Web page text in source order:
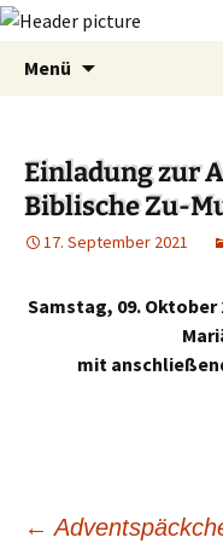
Menü
Einladung zur
Biblische Zu-
17. September 2021
Samstag, 09. Oktober
mit
←